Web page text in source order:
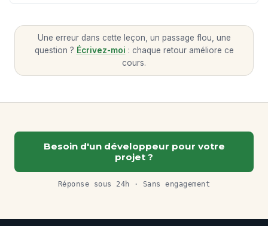
Une erreur dans cette leçon, un passage flou, une
question ? Écrivez-moi : chaque retour améliore ce
cours.
Besoin d'un développeur pour votre
projet ?
Réponse sous 24h · Sans engagement